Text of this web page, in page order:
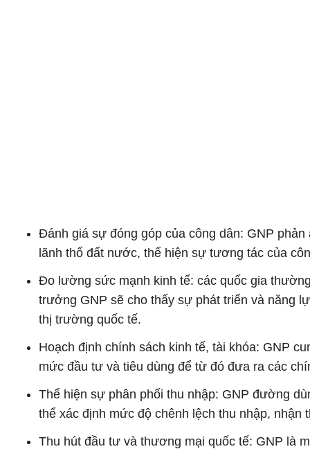
Đánh giá sự đóng góp của công dân: GNP
lãnh thổ đất nước, thể hiện sự tương tác của
Đo lường sức mạnh kinh tế: các quốc gia
trưởng GNP sẽ cho thấy sự phát triển và năng
thị trường quốc tế.
Hoạch định chính sách kinh tế, tài khóa: GNP
mức đầu tư và tiêu dùng để từ đó đưa ra các
Thể hiện sự phân phối thu nhập: GNP đường
thể xác định mức độ chênh lệch thu nhập,
Thu hút đầu tư và thương mại quốc tế: GNP là